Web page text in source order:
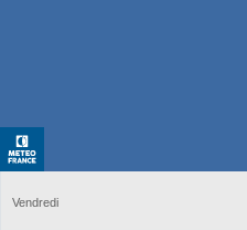
Vendredi